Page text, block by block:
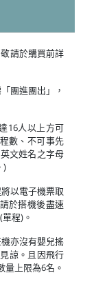
請於購買前詳
團進團出」，
16人以上方可
數、不可事先
文姓名之字母
)
以電子機票取
於搭機後盡速
程)。
亦沒有嬰兒搖
諒。且因飛行
量上限為6名。